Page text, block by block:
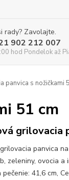
rady? Zavolajte.
902 212 007
hod Pondelok až
panvica s nožičkami
51 cm
grilovacia
panvica
zeleniny, ovocia
41,6 cm,